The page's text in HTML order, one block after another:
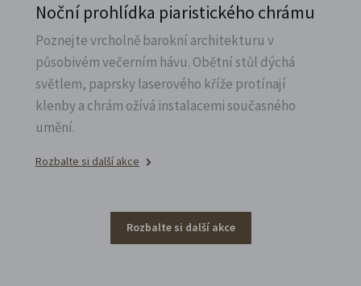
Noční prohlídka piaristického chrámu
Poznejte vrcholně barokní architekturu v
působivém večerním hávu. Obětní stůl dýchá
světlem, paprsky laserového kříže protínají
klenby a chrám ožívá instalacemi současného
umění.
Rozbalte si další akce
Rozbalte si další akce